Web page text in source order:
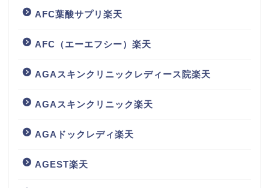
AFC葉酸サプリ楽天
AFC（エーエフシー）楽天
AGAスキンクリニックレディース院楽天
AGAスキンクリニック楽天
AGAドックレディ楽天
AGEST楽天